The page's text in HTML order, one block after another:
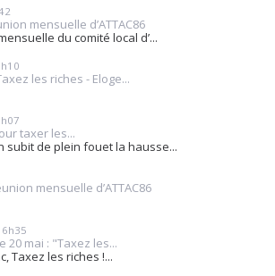
mensuelle d’ATTAC86
du comité local d’...
les riches - Eloge...
taxer les...
subit de plein fouet la hausse...
mensuelle d’ATTAC86
20 mai : "Taxez les...
Taxez les riches !...